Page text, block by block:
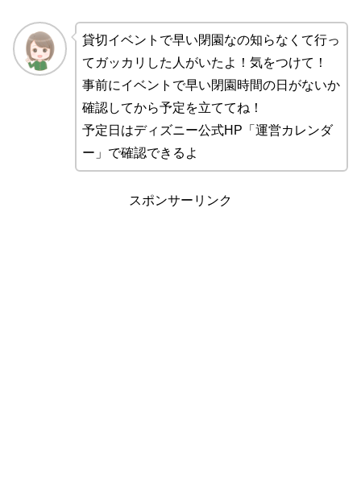
貸切イベントで早い閉園なの知らなくて行っ
てガッカリした人がいたよ！気をつけて！
事前にイベントで早い閉園時間の日がないか
確認してから予定を立ててね！
予定日はディズニー公式HP「運営カレンダ
ー」で確認できるよ
スポンサーリンク